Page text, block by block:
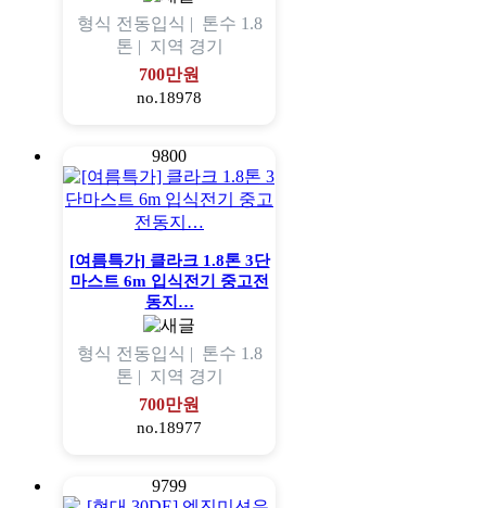
형식 전동입식 | 톤수 1.8
톤 | 지역 경기
700만원
no.18978
9800
[여름특가] 클라크 1.8톤 3단
마스트 6m 입식전기 중고전
동지…
형식 전동입식 | 톤수 1.8
톤 | 지역 경기
700만원
no.18977
9799